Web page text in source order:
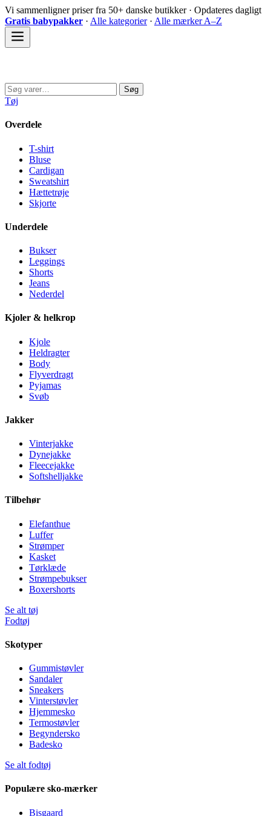
Spring
til
indhold
Vi sammenligner priser fra 50+ danske butikker · Opdateres dagligt
Gratis babypakker · Alle kategorier· Alle mærker A–Z
Søg
efter:
Søg
Tøj
Overdele
T-shirt
Bluse
Cardigan
Sweatshirt
Hættetrøje
Skjorte
Underdele
Bukser
Leggings
Shorts
Jeans
Nederdel
Kjoler & helkrop
Kjole
Heldragter
Body
Flyverdragt
Pyjamas
Svøb
Jakker
Vinterjakke
Dynejakke
Fleecejakke
Softshelljakke
Tilbehør
Elefanthue
Luffer
Strømper
Kasket
Tørklæde
Strømpebukser
Boxershorts
Se alt tøj
Fodtøj
Skotyper
Gummistøvler
Sandaler
Sneakers
Vinterstøvler
Hjemmesko
Termostøvler
Begyndersko
Badesko
Se alt fodtøj
Populære sko-mærker
Bisgaard